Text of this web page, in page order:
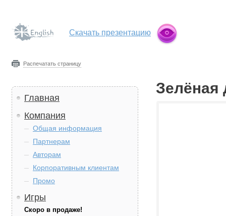
Скачать презентацию
Распечатать страницу
Главная
Компания
Общая информация
Партнерам
Авторам
Корпоративным клиентам
Промо
Игры
Скоро в продаже!
Зелёная